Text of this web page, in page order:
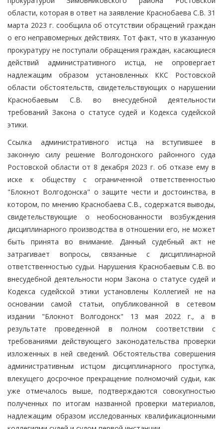
области, которая в ответ на заявление Краснобаева С.В. 31
марта 2023 г. сообщила об отсутствии обращений граждан
о его неправомерных действиях. Тот факт, что в указанную
прокуратуру не поступали обращения граждан, касающиеся
действий административного истца, не опровергает
надлежащим образом установленных ККС Ростовской
области обстоятельств, свидетельствующих о нарушении
Краснобаевым С.В. во внесудебной деятельности
требований Закона о статусе судей и Кодекса судейской
этики.
Ссылка административного истца на вступившее в
законную силу решение Волгодонского районного суда
Ростовской области от 8 декабря 2023 г. об отказе ему в
иске к обществу с ограниченной ответственностью
"Блокнот Волгодонска" о защите чести и достоинства, в
котором, по мнению Краснобаева С.В., содержатся выводы,
свидетельствующие о необоснованности возбуждения
дисциплинарного производства в отношении его, не может
быть принята во внимание. Данный судебный акт не
затрагивает вопросы, связанные с дисциплинарной
ответственностью судьи. Нарушения Краснобаевым С.В. во
внесудебной деятельности норм Закона о статусе судей и
Кодекса судейской этики установлены Коллегией не на
основании самой статьи, опубликованной в сетевом
издании "Блокнот Волгодонск" 13 мая 2022 г., а в
результате проведенной в полном соответствии с
требованиями действующего законодательства проверки
изложенных в ней сведений. Обстоятельства совершения
административным истцом дисциплинарного проступка,
влекущего досрочное прекращение полномочий судьи, как
уже отмечалось выше, подтверждаются совокупностью
полученных по итогам названной проверки материалов,
надлежащим образом исследованных квалификационными